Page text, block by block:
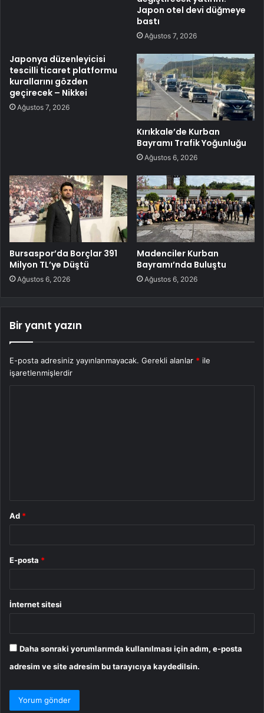
Japon otel devi düğmeye
bastı
Ağustos 7, 2026
Japonya düzenleyicisi
tescilli ticaret platformu
kurallarını gözden
geçirecek – Nikkei
Ağustos 7, 2026
Kırıkkale’de Kurban
Bayramı Trafik Yoğunluğu
Ağustos 6, 2026
Bursaspor’da Borçlar 391
Milyon TL’ye Düştü
Ağustos 6, 2026
Madenciler Kurban
Bayramı’nda Buluştu
Ağustos 6, 2026
Bir yanıt yazın
E-posta adresiniz yayınlanmayacak. Gerekli alanlar * ile
işaretlenmişlerdir
Ad *
E-posta *
İnternet sitesi
Daha sonraki yorumlarımda kullanılması için adım, e-posta
adresim ve site adresim bu tarayıcıya kaydedilsin.